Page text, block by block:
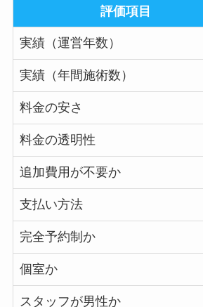
評価項目
実績（運営年数）
実績（年間施術数）
料金の安さ
料金の透明性
追加費用が不要か
支払い方法
完全予約制か
個室か
スタッフが男性か